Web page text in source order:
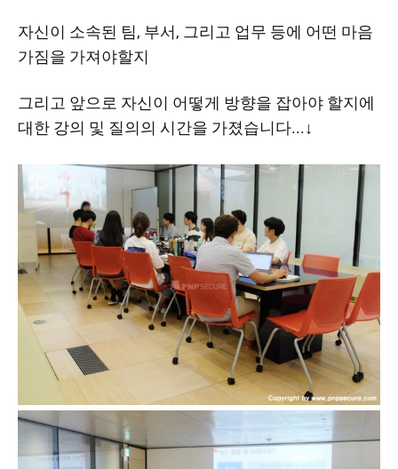
자신이 소속된 팀, 부서, 그리고 업무 등에 어떤 마음
가짐을 가져야할지
그리고 앞으로 자신이 어떻게 방향을 잡아야 할지에
대한 강의 및 질의의 시간을 가졌습니다...↓